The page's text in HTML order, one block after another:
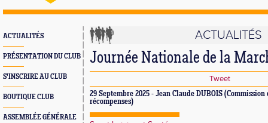
ACTUALITÉS
PRÉSENTATION DU CLUB
S'INSCRIRE AU CLUB
BOUTIQUE CLUB
ASSEMBLÉE GÉNÉRALE
ACTUALITÉS
Journée Nationale de la
Tweet
29 Septembre 2025 - Jean Claude DUBOIS
récompenses)